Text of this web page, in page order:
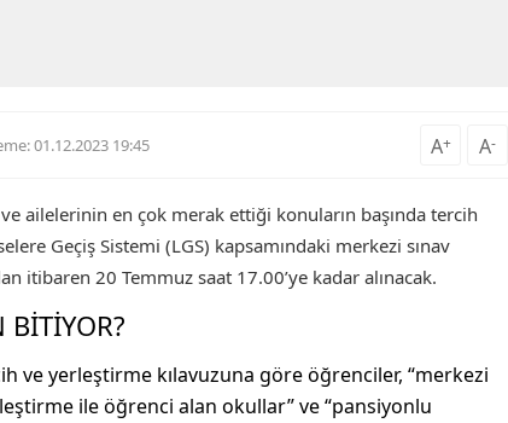
01.12.2023 19:45 A+ A-
ailelerinin en çok merak ettiği konuların başında tercih
Geçiş Sistemi (LGS) kapsamındaki merkezi sınav
itibaren 20 Temmuz saat 17.00’ye kadar alınacak.
BİTİYOR?
ve yerleştirme kılavuzuna göre öğrenciler, “merkezi
ile öğrenci alan okullar” ve “pansiyonlu